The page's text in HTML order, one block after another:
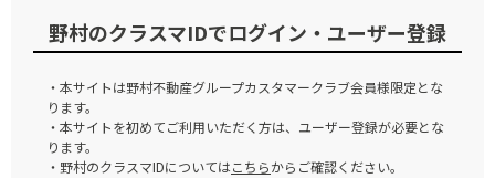
野村のクラスマIDでログイン・ユーザー登録
・本サイトは野村不動産グループカスタマークラブ会員様限定とな
ります。
・本サイトを初めてご利用いただく方は、ユーザー登録が必要とな
ります。
・野村のクラスマIDについてはこちらからご確認ください。